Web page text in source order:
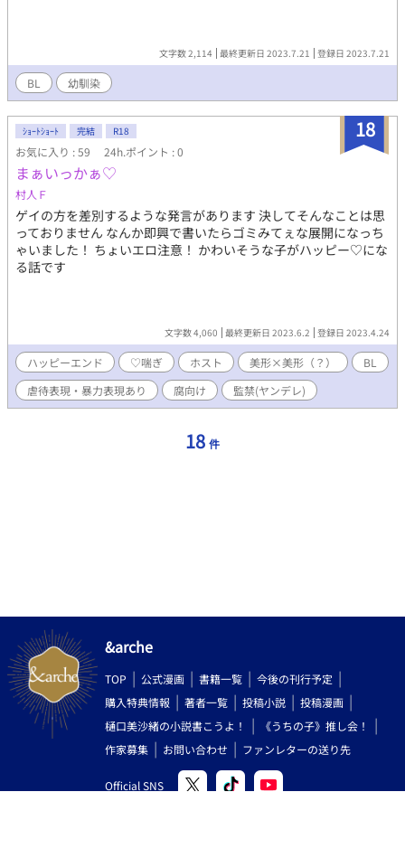
文字数 2,114 最終更新日 2023.7.21 登録日 2023.7.21
BL 幼馴染
18
ｼｮｰﾄｼｮｰﾄ 完結 R18
お気に入り : 59 24h.ポイント : 0
まぁいっかぁ♡
村人Ｆ
ゲイの方を差別するような発言があります 決してそんなことは思
っておりません なんか即興で書いたらゴミみてぇな展開になっち
ゃいました！ ちょいエロ注意！ かわいそうな子がハッピー♡にな
る話です
文字数 4,060 最終更新日 2023.6.2 登録日 2023.4.24
ハッピーエンド ♡喘ぎ ホスト 美形×美形（？）
BL
虐待表現・暴力表現あり
腐向け 監禁(ヤンデレ)
18 件
&arche
TOP 公式漫画 書籍一覧
今後の刊行予定
購入特典情報
著者一覧 投稿小説
投稿漫画
樋口美沙緒の小説書こうよ！
《うちの子》推し会！
作家募集
お問い合わせ ファンレターの送り先
Official SNS